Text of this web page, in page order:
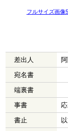
フルサイズ画像
差出人
宛名書
端裏書
事書
書止